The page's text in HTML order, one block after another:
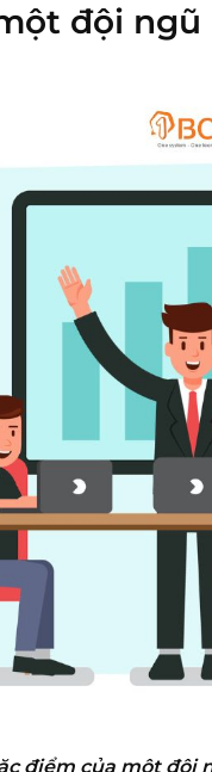
đội ngũ
điểm của một đội